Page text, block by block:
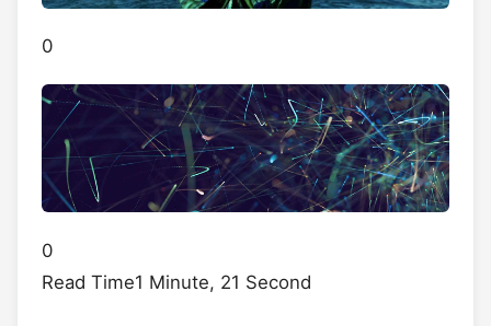
0
0
Read Time1 Minute, 21 Second